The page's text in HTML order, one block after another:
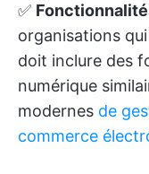
✅
organisations
doit inclure des
numérique
modernes de
commerce